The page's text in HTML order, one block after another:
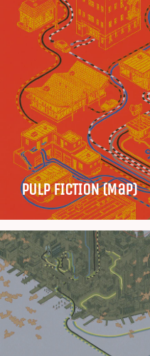
PULP FICTION (Map)